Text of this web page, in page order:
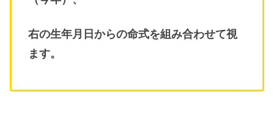
右の生年月日からの命式を組み合わせて視
ます。